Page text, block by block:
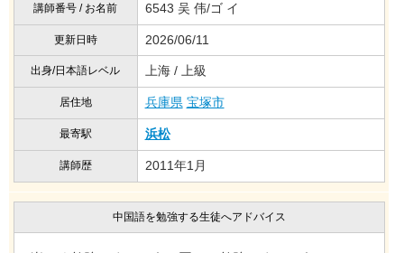
講師番号 / お名前 6543 吴 伟/ゴ イ
更新日時 2026/06/11
出身/日本語レベル 上海 / 上級
居住地 兵庫県 宝塚市
最寄駅 浜松
講師歴 2011年1月
中国語を勉強する生徒へアドバイス